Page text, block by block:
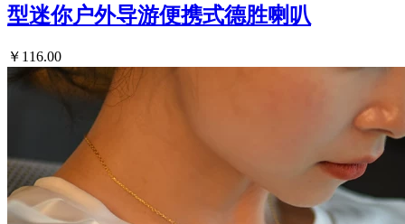
型迷你户外导游便携式德胜喇叭
￥116.00